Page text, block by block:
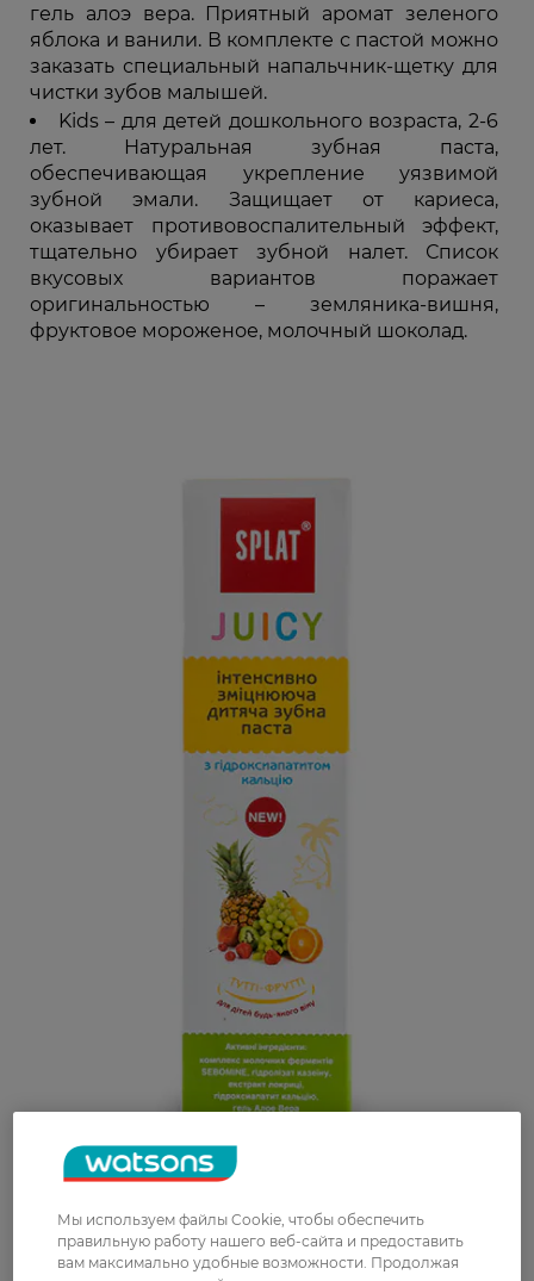
гель алоэ вера. Приятный аромат зеленого
яблока и ванили. В комплекте с пастой можно
заказать специальный напальчник-щетку для
чистки зубов малышей.
Kids – для детей дошкольного возраста, 2-6
лет. Натуральная зубная паста,
обеспечивающая укрепление уязвимой
зубной эмали. Защищает от кариеса,
оказывает противовоспалительный эффект,
тщательно убирает зубной налет. Список
вкусовых вариантов поражает
оригинальностью – земляника-вишня,
фруктовое мороженое, молочный шоколад.
Мы используем файлы Cookie, чтобы обеспечить
правильную работу нашего веб-сайта и предоставить
вам максимально удобные возможности. Продолжая